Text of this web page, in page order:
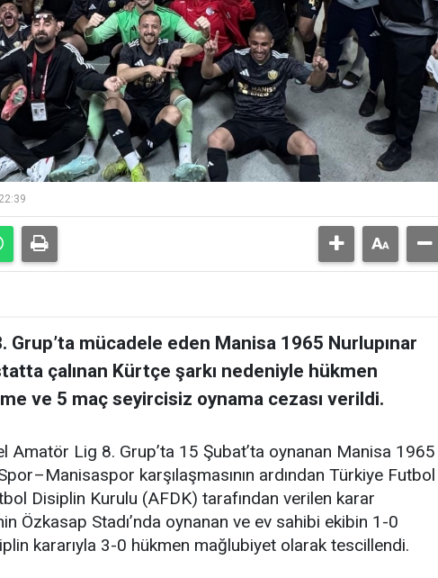
Grup’ta mücadele eden Manisa 1965 Nurlupınar
çalınan Kürtçe şarkı nedeniyle hükmen
ve 5 maç seyircisiz oynama cezası verildi.
Amatör Lig 8. Grup’ta 15 Şubat’ta oynanan Manisa 1965
karşılaşmasının ardından Türkiye Futbol
Disiplin Kurulu (AFDK) tarafından verilen karar
Özkasap Stadı’nda oynanan ve ev sahibi ekibin 1-0
kararıyla 3-0 hükmen mağlubiyet olarak tescillendi.